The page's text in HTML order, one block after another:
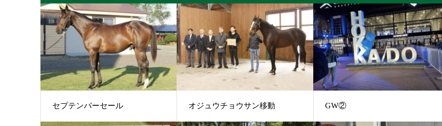
セプテンバーセール オジュウチョウサン移動 GW②